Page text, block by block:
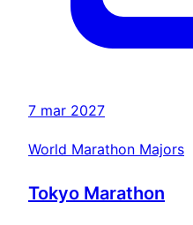
7 mar 2027
World Marathon Majors
Tokyo Marathon